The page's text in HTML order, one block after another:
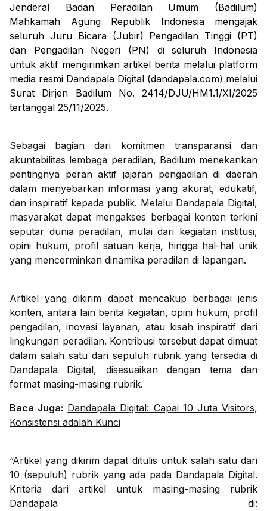
Jenderal Badan Peradilan Umum (Badilum)
Mahkamah Agung Republik Indonesia mengajak
seluruh Juru Bicara (Jubir) Pengadilan Tinggi (PT)
dan Pengadilan Negeri (PN) di seluruh Indonesia
untuk aktif mengirimkan artikel berita melalui platform
media resmi Dandapala Digital (dandapala.com) melalui
Surat Dirjen Badilum No. 2414/DJU/HM1.1/XI/2025
tertanggal 25/11/2025.
Sebagai bagian dari komitmen transparansi dan
akuntabilitas lembaga peradilan, Badilum menekankan
pentingnya peran aktif jajaran pengadilan di daerah
dalam menyebarkan informasi yang akurat, edukatif,
dan inspiratif kepada publik. Melalui Dandapala Digital,
masyarakat dapat mengakses berbagai konten terkini
seputar dunia peradilan, mulai dari kegiatan institusi,
opini hukum, profil satuan kerja, hingga hal-hal unik
yang mencerminkan dinamika peradilan di lapangan.
Artikel yang dikirim dapat mencakup berbagai jenis
konten, antara lain berita kegiatan, opini hukum, profil
pengadilan, inovasi layanan, atau kisah inspiratif dari
lingkungan peradilan. Kontribusi tersebut dapat dimuat
dalam salah satu dari sepuluh rubrik yang tersedia di
Dandapala Digital, disesuaikan dengan tema dan
format masing-masing rubrik.
Baca Juga: Dandapala Digital: Capai 10 Juta Visitors,
Konsistensi adalah Kunci
“Artikel yang dikirim dapat ditulis untuk salah satu dari
10 (sepuluh) rubrik yang ada pada Dandapala Digital.
Kriteria dari artikel untuk masing-masing rubrik
Dandapala di: